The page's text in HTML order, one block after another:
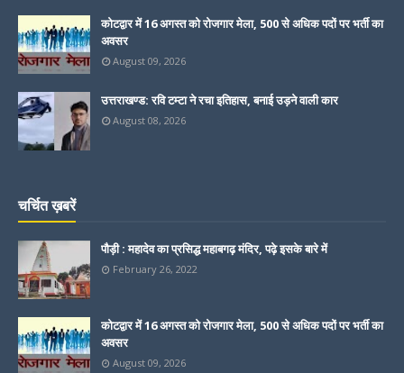
कोटद्वार में 16 अगस्त को रोजगार मेला, 500 से अधिक पदों पर भर्ती का
अवसर
August 09, 2026
उत्तराखण्ड: रवि टम्टा ने रचा इतिहास, बनाई उड़ने वाली कार
August 08, 2026
चर्चित ख़बरें
पौड़ी : महादेव का प्रसिद्ध महाबगढ़ मंदिर, पढ़े इसके बारे में
February 26, 2022
कोटद्वार में 16 अगस्त को रोजगार मेला, 500 से अधिक पदों पर भर्ती का
अवसर
August 09, 2026